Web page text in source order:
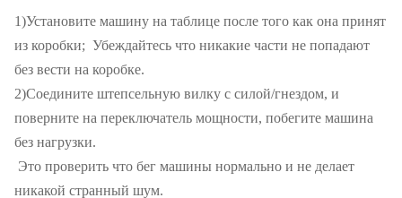
1)Установите машину на таблице после того как она принят
из коробки; Убеждайтесь что никакие части не попадают
без вести на коробке.
2)Соедините штепсельную вилку с силой/гнездом, и
поверните на переключатель мощности, побегите машина
без нагрузки.
Это проверить что бег машины нормально и не делает
никакой странный шум.